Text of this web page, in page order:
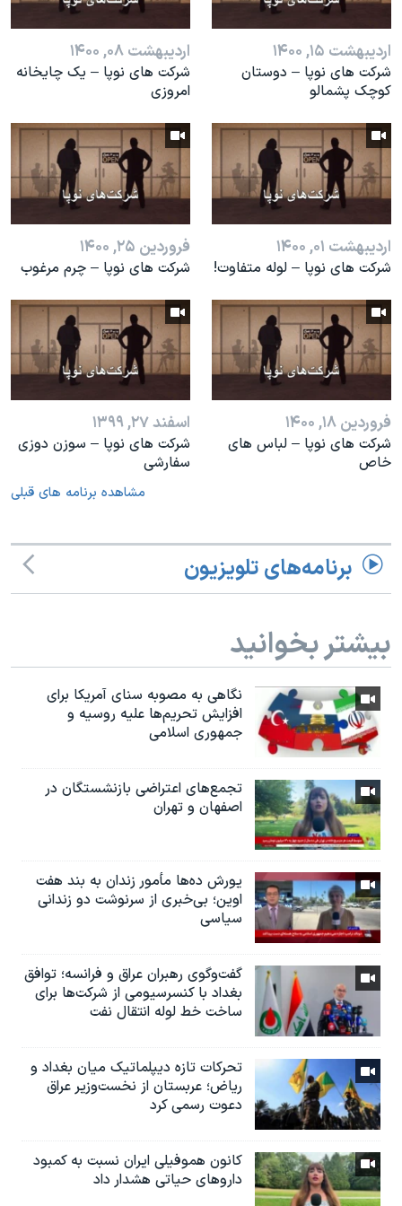
همایش محافظه‌کاران آمریکا «سی‌پک»
صفحه‌های ویژه
سفر پرزیدنت ترامپ به چین
اردیبهشت ۱۵, ۱۴۰۰
شرکت های نوپا – دوستان
کوچک پشمالو
اردیبهشت ۰۸, ۱۴۰۰
شرکت های نوپا – یک چایخانه
امروزی
اردیبهشت ۰۱, ۱۴۰۰
شرکت های نوپا – لوله متفاوت!
فروردین ۲۵, ۱۴۰۰
شرکت های نوپا – چرم مرغوب
فروردین ۱۸, ۱۴۰۰
شرکت های نوپا – لباس های
خاص
اسفند ۲۷, ۱۳۹۹
شرکت های نوپا – سوزن دوزی
سفارشی
مشاهده برنامه های قبلی
برنامه‌های تلویزیون
بیشتر بخوانید
نگاهی به مصوبه سنای آمریکا برای
افزایش تحریم‌ها علیه روسیه و
جمهوری اسلامی
تجمع‌های اعتراضی بازنشستگان در
اصفهان و تهران
یورش ده‌ها مأمور زندان به بند هفت
اوین؛ بی‌خبری از سرنوشت دو زندانی
سیاسی
گفت‌وگوی رهبران عراق و فرانسه؛ توافق
بغداد با کنسرسیومی از شرکت‌ها برای
ساخت خط لوله انتقال نفت
تحرکات تازه دیپلماتیک میان بغداد و
ریاض؛ عربستان از نخست‌وزیر عراق
دعوت رسمی کرد
کانون هموفیلی ایران نسبت به کمبود
داروهای حیاتی هشدار داد